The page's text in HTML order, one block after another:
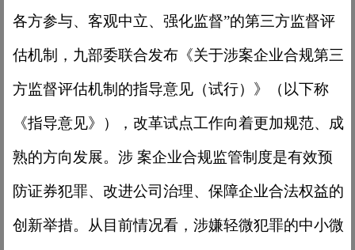
各方参与、客观中立、强化监督”的第三方监督评
估机制，九部委联合发布《关于涉案企业合规第三
方监督评估机制的指导意见（试行）》（以下称
《指导意见》），改革试点工作向着更加规范、成
熟的方向发展。涉 案企业合规监管制度是有效预
防证券犯罪、改进公司治理、保障企业合法权益的
创新举措。从目前情况看，涉嫌轻微犯罪的中小微